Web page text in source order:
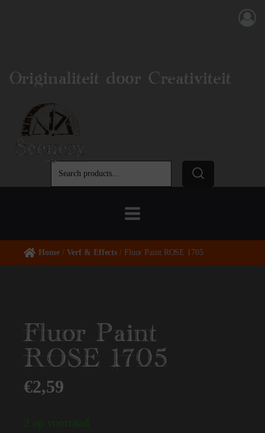
Originaliteit door Creativiteit
Home/ Verf & Effects / Fluor Paint ROSE 1705
Fluor Paint
ROSE 1705
€2,59
2 op voorraad